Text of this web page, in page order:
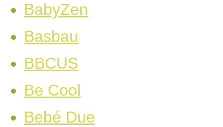
BabyZen
Basbau
BBCUS
Be Cool
Bebé Due